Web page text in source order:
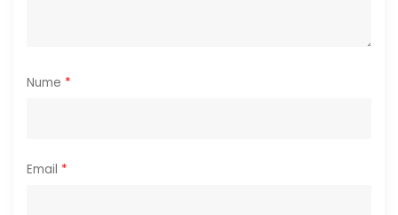
Nume *
Email *